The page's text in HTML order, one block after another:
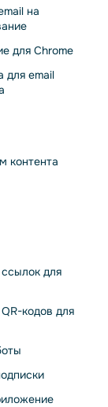
на
для Chrome
для email
контента
для
кодов для